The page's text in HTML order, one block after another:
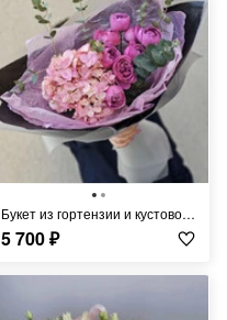
букет из гортензии и кустовой розы
5 700₽